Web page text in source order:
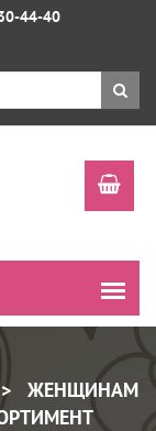
44-40
ЖЕНЩИНАМ